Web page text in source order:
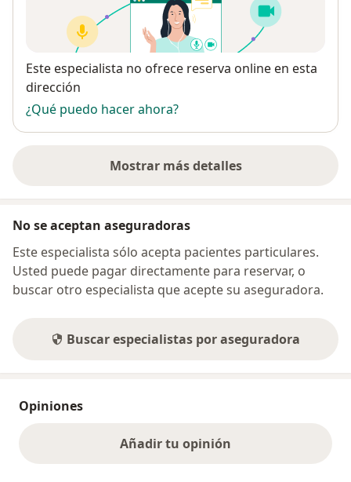
Disponibilidad
Este especialista no ofrece reserva online en esta
dirección
¿Qué puedo hacer ahora?
Mostrar más detalles
sobre la dirección
No se aceptan aseguradoras
Este especialista sólo acepta pacientes particulares.
Usted puede pagar directamente para reservar, o
buscar otro especialista que acepte su aseguradora.
Buscar especialistas por aseguradora
Opiniones
Añadir tu opinión